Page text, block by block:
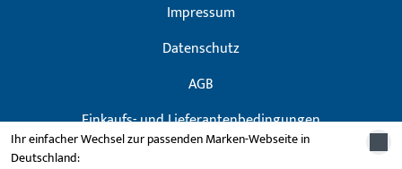
Ihr einfacher Wechsel zur passenden Marken-Webseite in
Deutschland:
Impressum
Datenschutz
AGB
Einkaufs- und Lieferantenbedingungen